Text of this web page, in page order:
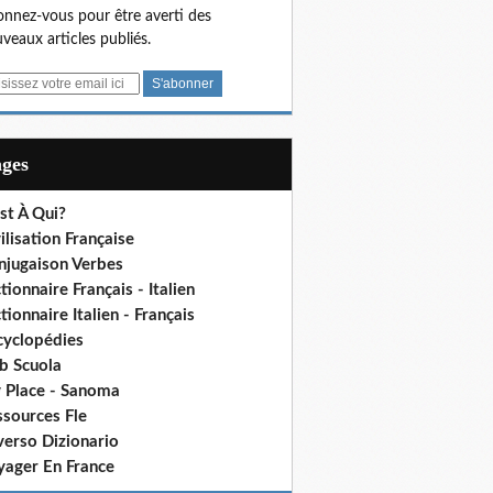
vous pour être averti des
articles publiés.
À Qui?
Française
Verbes
Français - Italien
Italien - Français
Scuola
Place - Sanoma
Fle
Dizionario
En France